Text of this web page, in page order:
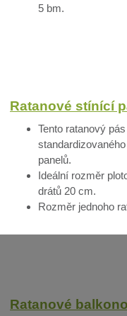
5 bm.
Ratanové stínící
Tento ratanový
panelů.
Ideální rozměr
drátů 20 cm.
Rozměr jednoho
Ratanové